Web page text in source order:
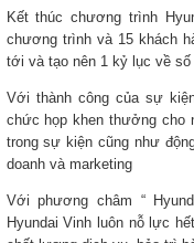
Kết thúc chương trình
chương trình và 15 khách
tới và tạo nên 1 kỷ lục về
Với thành công của sự
chức họp khen thưởng cho
trong sự kiện cũng như
doanh và marketing
Với phương châm “
Hyundai Vinh luôn nỗ lực